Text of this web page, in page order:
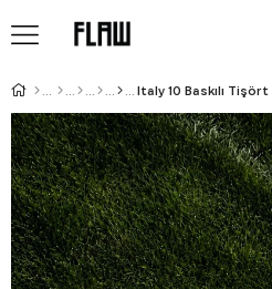
Italy 10 Baskılı Tişört